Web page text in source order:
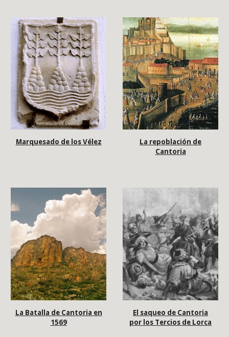
Marquesado de los Vélez
La repoblación de
Cantoria
La Batalla de Cantoria en
1569
El saqueo de Cantoria
por los Tercios de Lorca